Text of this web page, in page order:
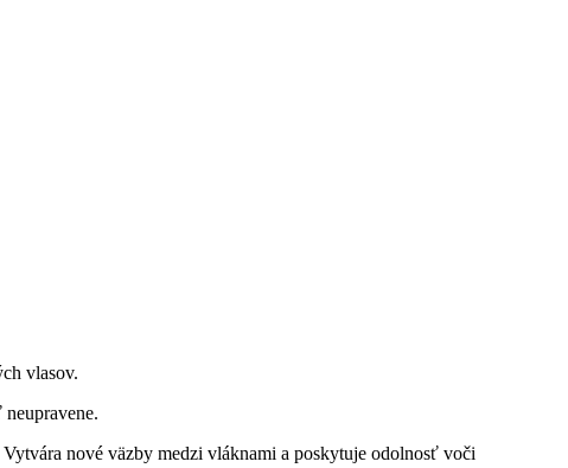
vlasov.
nové väzby medzi vláknami a poskytuje odolnosť voči